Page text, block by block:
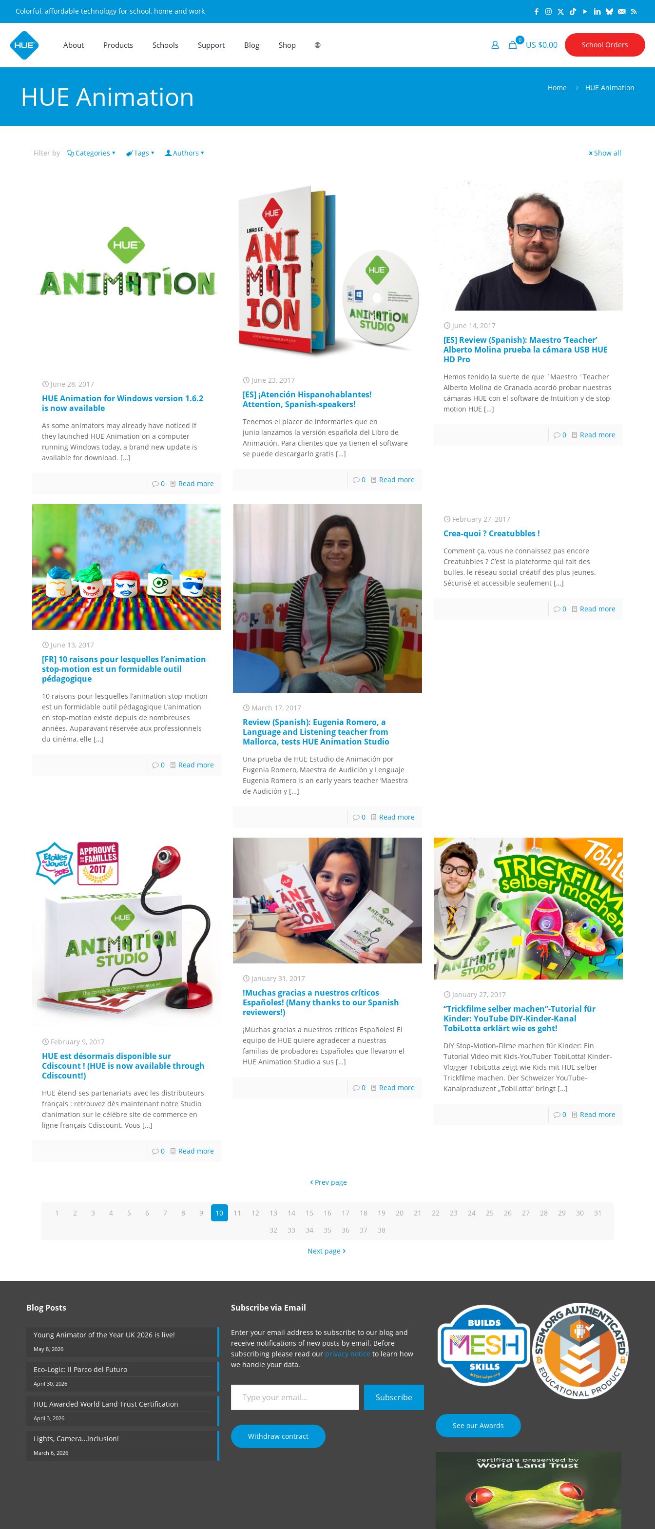
Colorful, affordable technology for school, home and work
About Products Schools Support Blog Shop 🌐
0 US $0.00 School Orders
HUE Animation Home HUE Animation
Filter by Categories Tags Authors Show all
June 28, 2017
HUE Animation for Windows version 1.6.2
is now available
As some animators may already have noticed if
they launched HUE Animation on a computer
running Windows today, a brand new update is
available for download. […]
0 Read more
June 23, 2017
[ES] ¡Atención Hispanohablantes!
Attention, Spanish-speakers!
Tenemos el placer de informarles que en
junio lanzamos la versión española del Libro de
Animación. Para clientes que ya tienen el software
se puede descargarlo gratis […]
0 Read more
June 14, 2017
[ES] Review (Spanish): Maestro ‘Teacher’
Alberto Molina prueba la cámara USB HUE
HD Pro
Hemos tenido la suerte de que ´Maestro ´Teacher
Alberto Molina de Granada acordó probar nuestras
cámaras HUE con el software de Intuition y de stop
motion HUE […]
0 Read more
June 13, 2017
[FR] 10 raisons pour lesquelles l’animation
stop-motion est un formidable outil
pédagogique
10 raisons pour lesquelles l’animation stop-motion
est un formidable outil pédagogique L’animation
en stop-motion existe depuis de nombreuses
années. Auparavant réservée aux professionnels
du cinéma, elle […]
0 Read more
March 17, 2017
Review (Spanish): Eugenia Romero, a
Language and Listening teacher from
Mallorca, tests HUE Animation Studio
Una prueba de HUE Estudio de Animación por
Eugenia Romero, Maestra de Audición y Lenguaje
Eugenia Romero is an early years teacher ‘Maestra
de Audición y […]
0 Read more
February 27, 2017
Crea-quoi ? Creatubbles !
Comment ça, vous ne connaissez pas encore
Creatubbles ? C’est la plateforme qui fait des
bulles, le réseau social créatif des plus jeunes.
Sécurisé et accessible seulement […]
0 Read more
February 9, 2017
HUE est désormais disponible sur
Cdiscount ! (HUE is now available through
Cdiscount!)
HUE étend ses partenariats avec les distributeurs
français : retrouvez dès maintenant notre Studio
d’animation sur le célèbre site de commerce en
ligne français Cdiscount. Vous […]
0 Read more
January 31, 2017
!Muchas gracias a nuestros críticos
Españoles! (Many thanks to our Spanish
reviewers!)
¡Muchas gracias a nuestros críticos Españoles! El
equipo de HUE quiere agradecer a nuestras
familias de probadores Españoles que llevaron el
HUE Animation Studio a sus […]
0 Read more
January 27, 2017
“Trickfilme selber machen”-Tutorial für
Kinder: YouTube DIY-Kinder-Kanal
TobiLotta erklärt wie es geht!
DIY Stop-Motion-Filme machen für Kinder: Ein
Tutorial Video mit Kids-YouTuber TobiLotta! Kinder-
Vlogger TobiLotta zeigt wie Kids mit HUE selber
Trickfilme machen. Der Schweizer YouTube-
Kanalproduzent „TobiLotta“ bringt […]
0 Read more
Prev page
1 2 3 4 5 6 7 8 9 10 11 12 13 14 15 16 17 18 19 20 21 22 23 24 25 26 27 28 29 30
31
32
33 34 35 36 37 38
Next page
Blog Posts
Young Animator of the Year UK 2026 is live!
May 8, 2026
Eco-Logic: Il Parco del Futuro
April 30, 2026
HUE Awarded World Land Trust Certification
April 3, 2026
Lights, Camera…Inclusion!
March 6, 2026
Subscribe via Email
Enter your email address to subscribe to our blog and
receive notifications of new posts by email. Before
subscribing please read our privacy notice to learn how
we handle your data.
your
email…
Subscribe
Withdraw contract
See our Awards